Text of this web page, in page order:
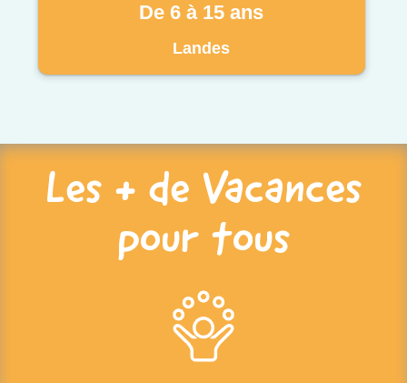
De 6 à 15 ans
Landes
Les + de Vacances
pour tous